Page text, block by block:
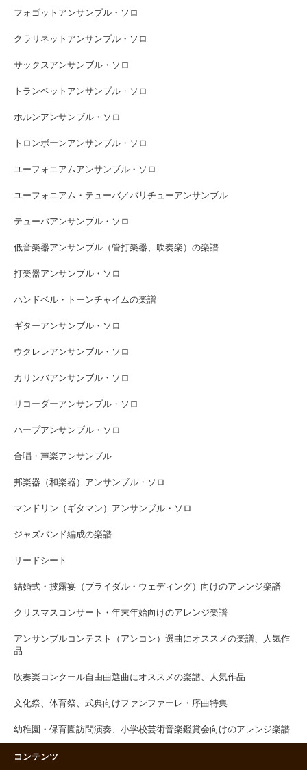
フォゴットアンサンブル・ソロ
クラリネットアンサンブル・ソロ
サックスアンサンブル・ソロ
トランペットアンサンブル・ソロ
ホルンアンサンブル・ソロ
トロンボーンアンサンブル・ソロ
ユーフォニアムアンサンブル・ソロ
ユーフォニアム・テューバ／バリチューアンサンブル
テューバアンサンブル・ソロ
低音楽器アンサンブル（管打楽器、吹奏楽）の楽譜
打楽器アンサンブル・ソロ
ハンドベル・トーンチャイムの楽譜
ギターアンサンブル・ソロ
ウクレレアンサンブル・ソロ
カリンバアンサンブル・ソロ
リコーダーアンサンブル・ソロ
ハープアンサンブル・ソロ
合唱・声楽アンサンブル
邦楽器（和楽器）アンサンブル・ソロ
マンドリン（ギタマン）アンサンブル・ソロ
ジャズバンド編成の楽譜
リードシート
結婚式・披露宴（ブライダル・ウェディング）向けのアレンジ楽譜
クリスマスコンサート・年末年始向けのアレンジ楽譜
アンサンブルコンテスト（アンコン）選曲にオススメの楽譜、人気作
品
吹奏楽コンクール自由曲選曲にオススメの楽譜、人気作品
文化祭、体育祭、式典向けファンファーレ・序曲特集
幼稚園・保育園訪問演奏、小学校芸術音楽鑑賞会向けのアレンジ楽譜
コンテンツ